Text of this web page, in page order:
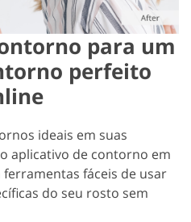
para um
perfeito
ideais em suas
aplicativo de contorno em
ferramentas fáceis de usar
do seu rosto sem